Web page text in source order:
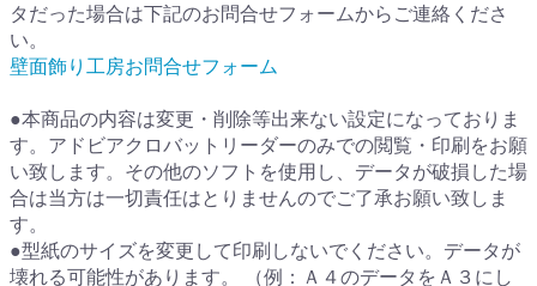
タだった場合は下記のお問合せフォームからご連絡くださ
い。
壁面飾り工房お問合せフォーム
●本商品の内容は変更・削除等出来ない設定になっておりま
す。アドビアクロバットリーダーのみでの閲覧・印刷をお願
い致します。その他のソフトを使用し、データが破損した場
合は当方は一切責任はとりませんのでご了承お願い致しま
す。
●型紙のサイズを変更して印刷しないでください。データが
壊れる可能性があります。 （例：Ａ４のデータをＡ３にし